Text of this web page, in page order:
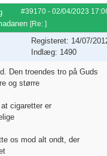
#39170 - 02/04/2023
[Re: ]
Registeret: 14/07/
Indlæg: 1490
Den troendes tro på Guds
og større
cigaretter er
os mod alt ondt, der